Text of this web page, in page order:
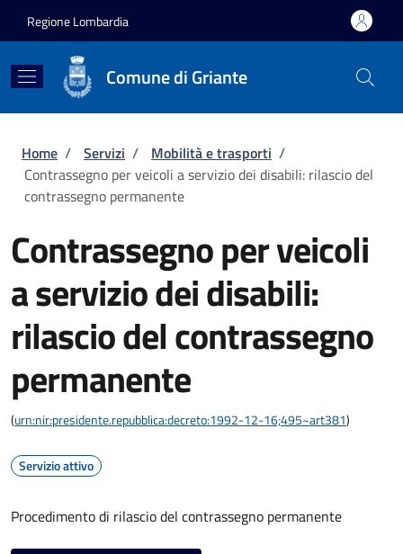
Regione Lombardia
Comune di Griante
Briciole di pane
Home / Servizi / Mobilità e trasporti /
Contrassegno per veicoli a servizio dei disabili: rilascio del
contrassegno permanente
Contrassegno per veicoli
a servizio dei disabili:
rilascio del contrassegno
permanente
(urn:nir:presidente.repubblica:decreto:1992-12-16;495~art381)
Servizio attivo
Procedimento di rilascio del contrassegno permanente